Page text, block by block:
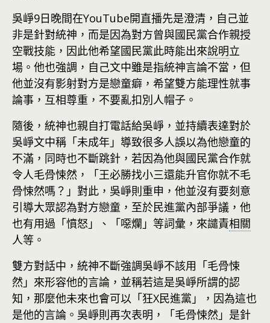
吳崢9日晚間在YouTube開直播先是澄清，自己並
非是針對統神，而是因為對方曾與國民黨合作親授
空戰技能，因此他希望國民黨此時能出來說明立
場。他也強調，自己文中雖是指統神言論不當，但
他並沒有影射對方是戀童癖，希望雙方能理性就事
論事，互相尊重，不要亂扣別人帽子。
隨後，統神也親自打電話給吳崢，並持續表達對於
吳崢文中稱「未成年」導致很多人誤以為他戀童的
不滿，同時也不斷跳針，若因為他與國民黨合作就
令人毛骨悚然，「王必勝找小三還能升官你就不毛
骨悚然嗎？」對此，吳崢則重申，他並沒有要刻意
引導大眾認為對方戀童，至於民進黨內部爭議，他
也有用過「憤怒」、「噁爛」等詞彙，來譴責相關
人等。
雙方對話中，統神不斷強調吳崢不該用「毛骨悚
然」來形容他的言論，並稱若這是吳崢所謂的認
知，那麼他未來也會可以「狂X民進黨」，因為這也
是他的言論。吳崢則再次表明，「毛骨悚然」是針